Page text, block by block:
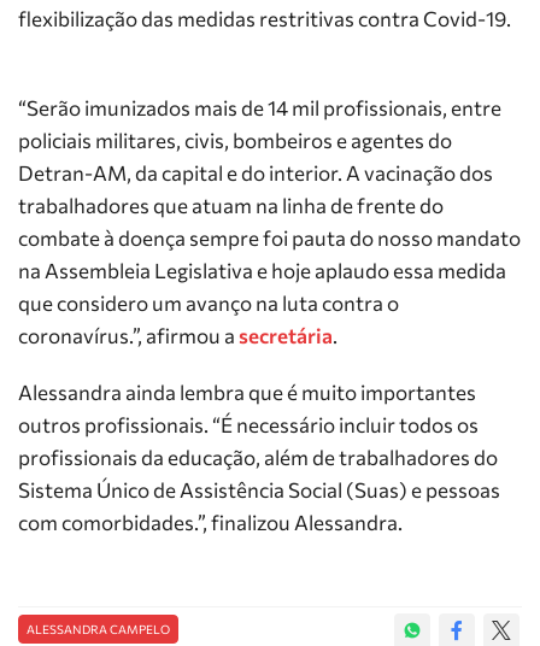
flexibilização das medidas restritivas contra Covid-19.
“Serão imunizados mais de 14 mil profissionais, entre
policiais militares, civis, bombeiros e agentes do
Detran-AM, da capital e do interior. A vacinação dos
trabalhadores que atuam na linha de frente do
combate à doença sempre foi pauta do nosso mandato
na Assembleia Legislativa e hoje aplaudo essa medida
que considero um avanço na luta contra o
coronavírus.”, afirmou a secretária.
Alessandra ainda lembra que é muito importantes
outros profissionais. “É necessário incluir todos os
profissionais da educação, além de trabalhadores do
Sistema Único de Assistência Social (Suas) e pessoas
com comorbidades.”, finalizou Alessandra.
ALESSANDRA CAMPELO